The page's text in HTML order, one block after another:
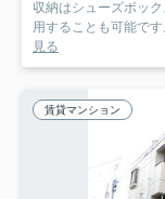
収納はシューズボッ
用することも可能で
見る
賃貸マンション